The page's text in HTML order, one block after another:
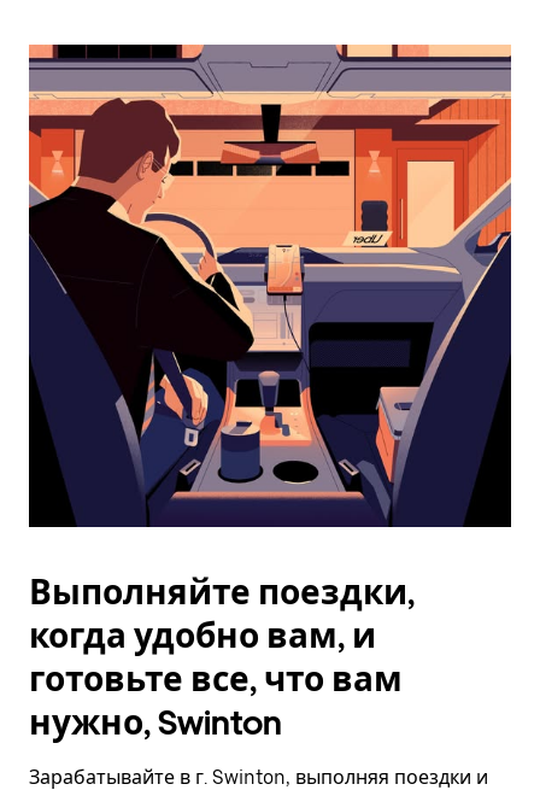
календарю
выбрать
дату.
Чтобы
закрыть
календарь,
нажмите
Esc.
Выполняйте поездки,
когда удобно вам, и
готовьте все, что вам
нужно, Swinton
Зарабатывайте в г. Swinton, выполняя поездки и